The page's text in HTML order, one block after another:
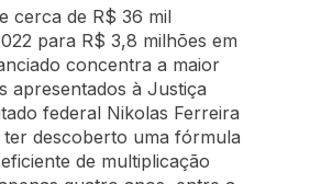
cerca de R$ 36 mil
para R$ 3,8 milhões em
concentra a maior
apresentados à Justiça
federal Nikolas Ferreira
descoberto uma fórmula
de multiplicação